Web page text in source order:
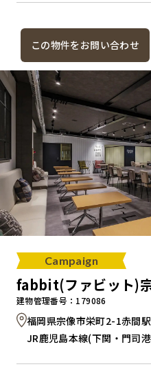
この物件をお問い合わせ
Campaign
fabbit(ファビット)
建物管理番号：179086
福岡県宗像市栄町2-1赤間
JR鹿児島本線(下関・門司